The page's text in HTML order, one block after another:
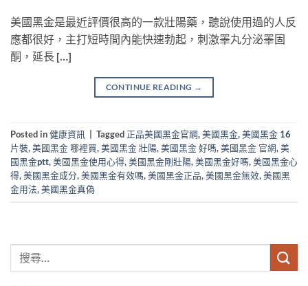
美國黑金是最近評價很高的一款壯陽藥，聽說使用過的人反
應都很好，主打短時間內能快速勃起，刺激睪丸分泌睪固
酮，延長 […]
CONTINUE READING →
Posted in健康資訊 Tagged 正品美國黑金官網,美國黑金,美國黑金 16
片裝,美國黑金 哪裡買,美國黑金 壯陽,美國黑金 好嗎,美國黑金 官網,美
國黑金ptt,美國黑金使用心得,美國黑金剛壯陽,美國黑金好嗎,美國黑金心
得,美國黑金成分,美國黑金有效嗎,美國黑金正品,美國黑金無效,美國黑
金用法,美國黑金真偽